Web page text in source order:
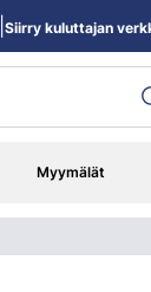
Myymälät
Siirry kuluttajan